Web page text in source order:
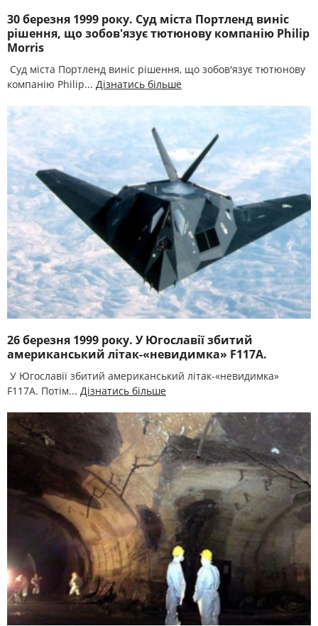
30 березня 1999 року. Суд міста Портленд виніс
рішення, що зобов'язує тютюнову компанію Philip
Morris
Суд міста Портленд виніс рішення, що зобов'язує тютюнову
компанію Philip... Дізнатись більше
26 березня 1999 року. У Югославії збитий
американський літак-«невидимка» F117A.
У Югославії збитий американський літак-«невидимка»
F117A. Потім... Дізнатись більше